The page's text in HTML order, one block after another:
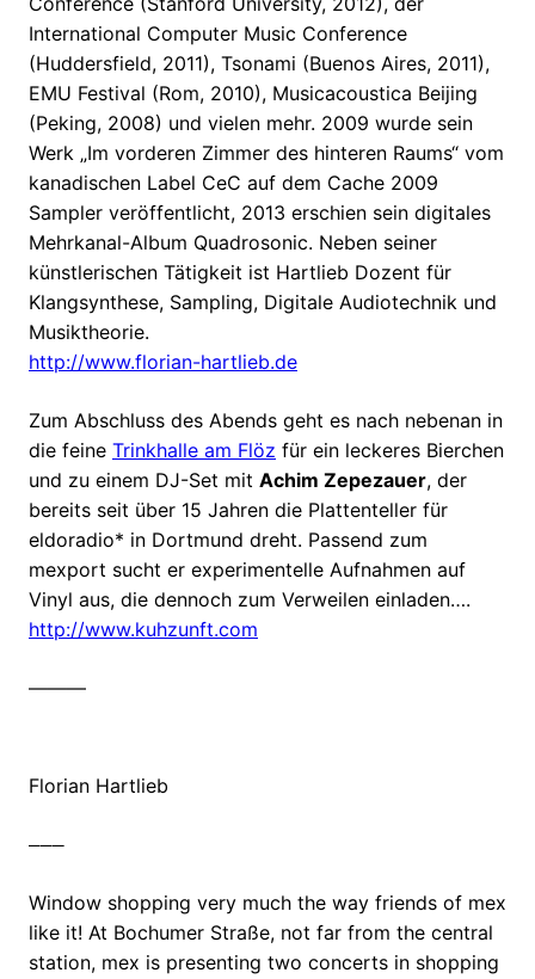
International Computer Music Conference
(Huddersfield, 2011), Tsonami (Buenos Aires, 2011),
EMU Festival (Rom, 2010), Musicacoustica Beijing
(Peking, 2008) und vielen mehr. 2009 wurde sein
Werk „Im vorderen Zimmer des hinteren Raums“ vom
kanadischen Label CeC auf dem Cache 2009
Sampler veröffentlicht, 2013 erschien sein digitales
Mehrkanal-Album Quadrosonic. Neben seiner
künstlerischen Tätigkeit ist Hartlieb Dozent für
Klangsynthese, Sampling, Digitale Audiotechnik und
Musiktheorie.
http://www.florian-hartlieb.de
Zum Abschluss des Abends geht es nach nebenan in
die feine Trinkhalle am Flöz für ein leckeres Bierchen
und zu einem DJ-Set mit Achim Zepezauer, der
bereits seit über 15 Jahren die Plattenteller für
eldoradio* in Dortmund dreht. Passend zum
mexport sucht er experimentelle Aufnahmen auf
Vinyl aus, die dennoch zum Verweilen einladen….
http://www.kuhzunft.com
———
Florian Hartlieb
———
Window shopping very much the way friends of mex
like it! At Bochumer Straße, not far from the central
station, mex is presenting two concerts in shopping